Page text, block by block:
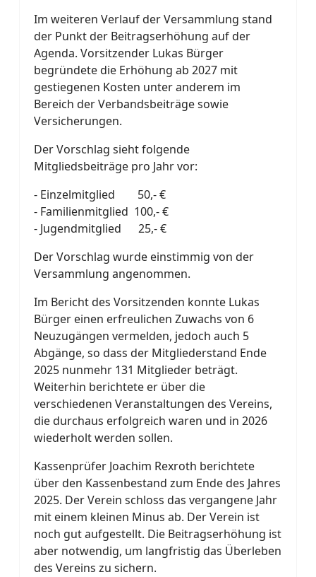
Im weiteren Verlauf der Versammlung stand
der Punkt der Beitragserhöhung auf der
Agenda. Vorsitzender Lukas Bürger
begründete die Erhöhung ab 2027 mit
gestiegenen Kosten unter anderem im
Bereich der Verbandsbeiträge sowie
Versicherungen.
Der Vorschlag sieht folgende
Mitgliedsbeiträge pro Jahr vor:
- Einzelmitglied 50,- €
- Familienmitglied 100,- €
- Jugendmitglied 25,- €
Der Vorschlag wurde einstimmig von der
Versammlung angenommen.
Im Bericht des Vorsitzenden konnte Lukas
Bürger einen erfreulichen Zuwachs von 6
Neuzugängen vermelden, jedoch auch 5
Abgänge, so dass der Mitgliederstand Ende
2025 nunmehr 131 Mitglieder beträgt.
Weiterhin berichtete er über die
verschiedenen Veranstaltungen des Vereins,
die durchaus erfolgreich waren und in 2026
wiederholt werden sollen.
Kassenprüfer Joachim Rexroth berichtete
über den Kassenbestand zum Ende des Jahres
2025. Der Verein schloss das vergangene Jahr
mit einem kleinen Minus ab. Der Verein ist
noch gut aufgestellt. Die Beitragserhöhung ist
aber notwendig, um langfristig das Überleben
des Vereins zu sichern.